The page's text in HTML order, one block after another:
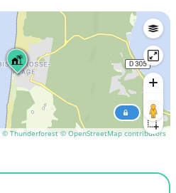
© Thunderforest © OpenStreetMap contributors